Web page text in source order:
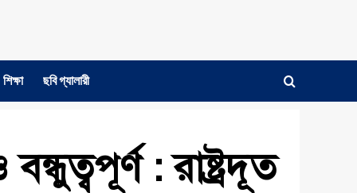
শিক্ষা ছবি গ্যালারী
: রাষ্ট্রদূত